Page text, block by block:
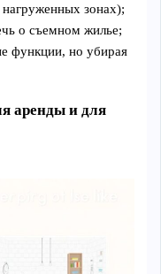
зонах);
о съемном жилье;
функции, но убирая
аренды и для